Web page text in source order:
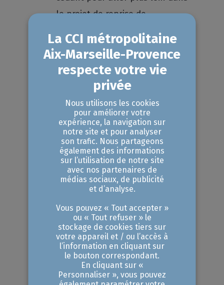
le projet de reprise de
l’entreprise individuelle. Elle
introduit notamment la mise en
œuvre de la due diligence ou
audit d'acquisition de
l'entreprise.
5.Choisir le montage
juridique
Cette étape est délicate et doit
être entreprise avec diplomatie.
Elle fait partie intégrante des
négociations de reprise de
l’entreprise.
6.Mettre en œuvre le
Business Plan
Nous utilisons les cookies
pour améliorer votre
expérience, la navigation sur
notre site et pour analyser
son trafic. Nous partageons
également des informations
sur l’utilisation de notre site
avec nos partenaires de
médias sociaux, de publicité
et d’analyse.
Vous pouvez « Tout accepter »
ou « Tout refuser » le
stockage de cookies tiers sur
votre appareil et / ou l’accès à
l’information en cliquant sur
le bouton correspondant.
En cliquant sur «
Personnaliser », vous pouvez